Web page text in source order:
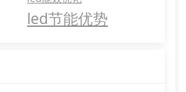
led节能优势